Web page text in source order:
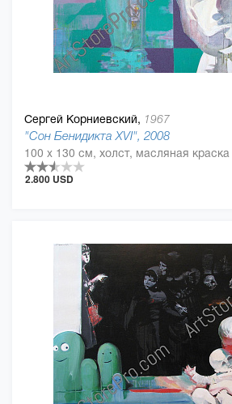
Сергей Корниевский, 1967
"Сон Бенидикта XVI", 2008
100 x 130 см, холст, масляная краска
2.800 USD